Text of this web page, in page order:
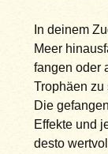
In deinem
Meer
fangen oder
Trophäen zu
Die
Effekte und
desto